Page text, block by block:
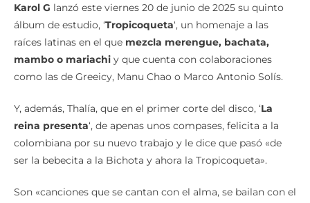
Karol G lanzó este viernes 20 de junio de 2025 su quinto
álbum de estudio, ‘Tropicoqueta‘, un homenaje a las
raíces latinas en el que mezcla merengue, bachata,
mambo o mariachi y que cuenta con colaboraciones
como las de Greeicy, Manu Chao o Marco Antonio Solís.
Y, además, Thalía, que en el primer corte del disco, ‘La
reina presenta‘, de apenas unos compases, felicita a la
colombiana por su nuevo trabajo y le dice que pasó «de
ser la bebecita a la Bichota y ahora la Tropicoqueta».
Son «canciones que se cantan con el alma, se bailan con el